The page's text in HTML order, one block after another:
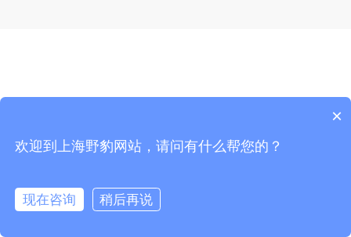
×
欢迎到上海野豹网站，请问有什么帮您的？
现在咨询
稍后再说
在线咨询